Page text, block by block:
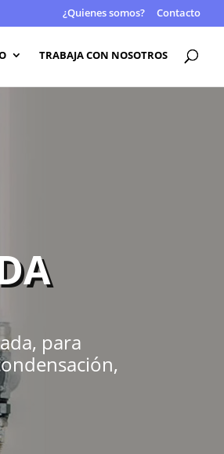
¿Quienes somos? Contacto
TRABAJA CON NOSOTROS
para